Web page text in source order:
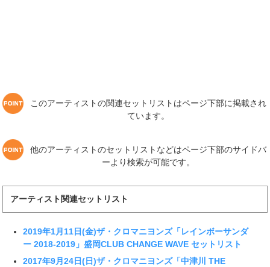
このアーティストの関連セットリストはページ下部に掲載され
ています。
他のアーティストのセットリストなどはページ下部のサイドバ
ーより検索が可能です。
アーティスト関連セットリスト
2019年1月11日(金)ザ・クロマニヨンズ「レインボーサンダ
ー 2018-2019」盛岡CLUB CHANGE WAVE セットリスト
2017年9月24日(日)ザ・クロマニヨンズ「中津川 THE